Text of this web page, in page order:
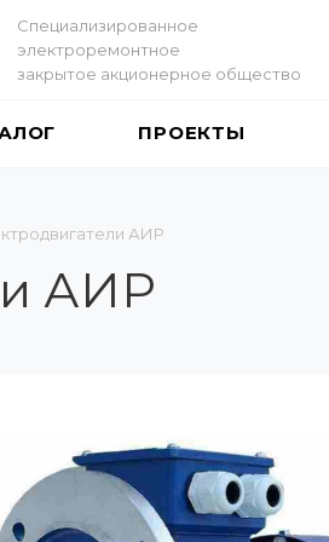
Специализированное
электроремонтное
закрытое акционерное общество
ПРОЕКТЫ
АИР
АИР